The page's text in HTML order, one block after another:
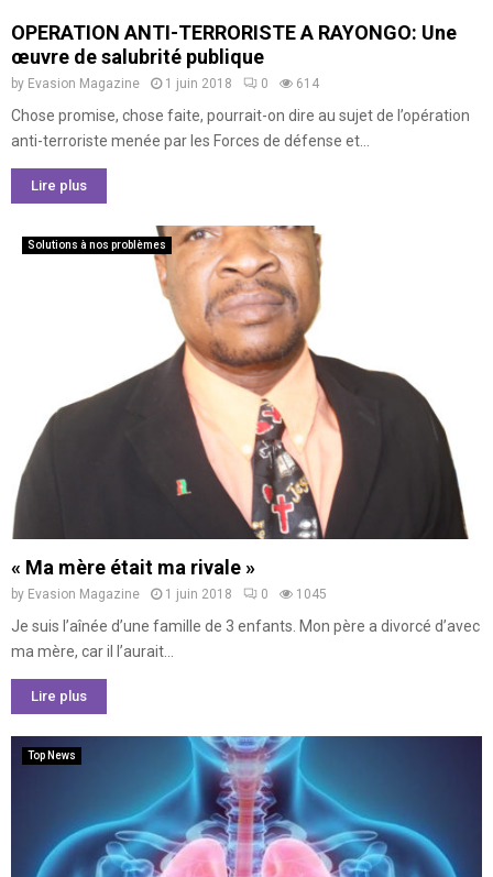
OPERATION ANTI-TERRORISTE A RAYONGO: Une
œuvre de salubrité publique
by Evasion Magazine 1 juin 2018 0 614
Chose promise, chose faite, pourrait-on dire au sujet de l’opération
anti-terroriste menée par les Forces de défense et...
Lire plus
Solutions à nos problèmes
« Ma mère était ma rivale »
by Evasion Magazine 1 juin 2018 0 1045
Je suis l’aînée d’une famille de 3 enfants. Mon père a divorcé d’avec
ma mère, car il l’aurait...
Lire plus
Top News